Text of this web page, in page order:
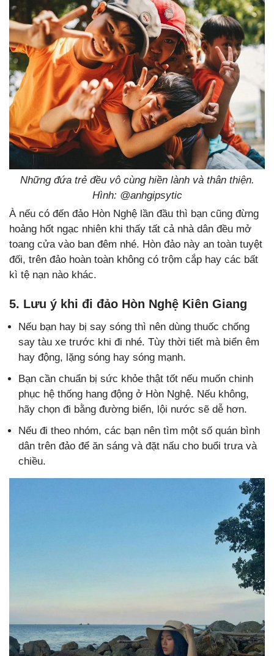
Những đứa trẻ đều vô cùng hiền lành và thân thiện.
Hình: @anhgipsytic
À nếu có đến đảo Hòn Nghệ lần đầu thì bạn cũng đừng
hoảng hốt ngạc nhiên khi thấy tất cả nhà dân đều mở
toang cửa vào ban đêm nhé. Hòn đảo này an toàn tuyệt
đối, trên đảo hoàn toàn không có trộm cắp hay các bất
kì tệ nạn nào khác.
5. Lưu ý khi đi đảo Hòn Nghệ Kiên Giang
Nếu bạn hay bị say sóng thì nên dùng thuốc chống
say tàu xe trước khi đi nhé. Tùy thời tiết mà biển êm
hay động, lặng sóng hay sóng mạnh.
Bạn cần chuẩn bị sức khỏe thật tốt nếu muốn chinh
phục hệ thống hang động ở Hòn Nghệ. Nếu không,
hãy chọn đi bằng đường biển, lội nước sẽ dễ hơn.
Nếu đi theo nhóm, các bạn nên tìm một số quán bình
dân trên đảo để ăn sáng và đặt nấu cho buổi trưa và
chiều.